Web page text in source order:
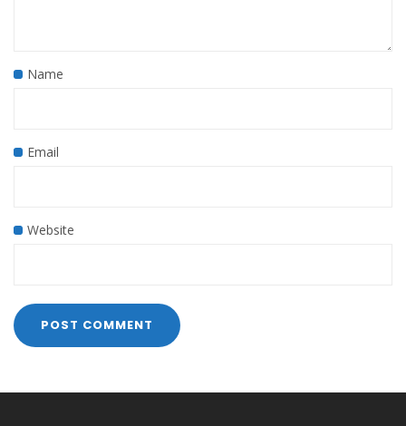
Name
Email
Website